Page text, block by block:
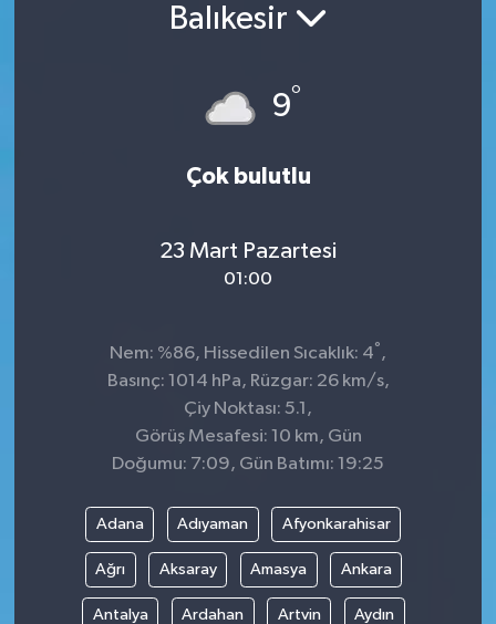
Balıkesir
9°
Çok bulutlu
23 Mart Pazartesi
01:00
Nem: %86, Hissedilen Sıcaklık: 4° ,
Basınç: 1014 hPa, Rüzgar: 26 km/s,
Çiy Noktası: 5.1,
Görüş Mesafesi: 10 km, Gün
Doğumu: 7:09, Gün Batımı: 19:25
Adana Adıyaman Afyonkarahisar
Ağrı Aksaray Amasya Ankara
Antalya Ardahan Artvin Aydın